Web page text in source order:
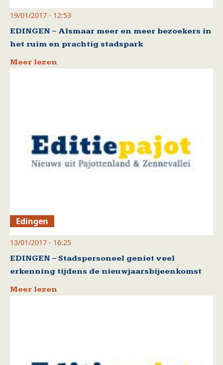
19/01/2017 - 12:53
EDINGEN – Alsmaar meer en meer bezoekers in
het ruim en prachtig stadspark
Meer lezen
Edingen
13/01/2017 - 16:25
EDINGEN – Stadspersoneel geniet veel
erkenning tijdens de nieuwjaarsbijeenkomst
Meer lezen